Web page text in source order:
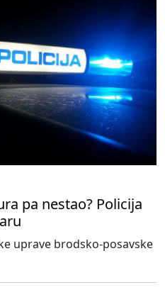
pa nestao? Policija
uprave brodsko-posavske